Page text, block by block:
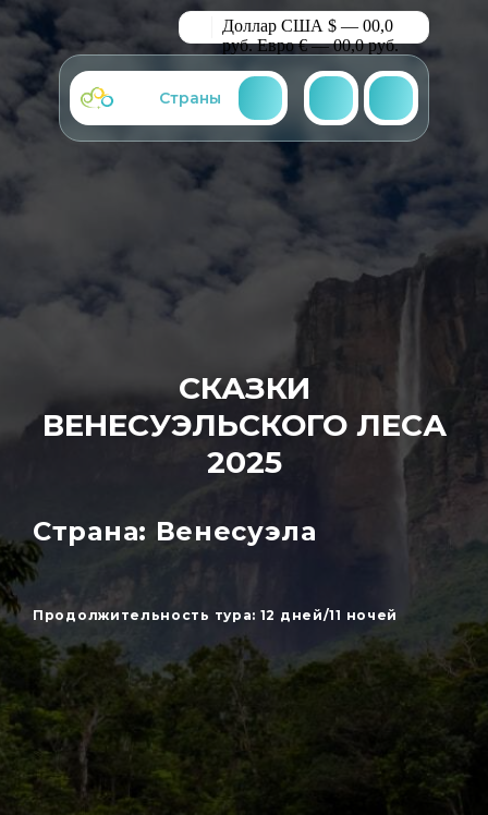
Доллар США $ — 00,0
руб. Евро € — 00,0 руб.
Страны
СКАЗКИ
ВЕНЕСУЭЛЬСКОГО ЛЕСА
2025
Страна: Венесуэла
Продолжительность тура: 12 дней/11 ночей